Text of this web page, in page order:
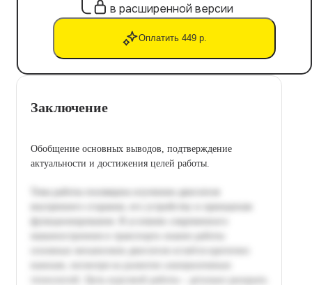
в расширенной версии
Оплатить 449 р.
Заключение
Обобщение основных выводов, подтверждение
актуальности и достижения целей работы.